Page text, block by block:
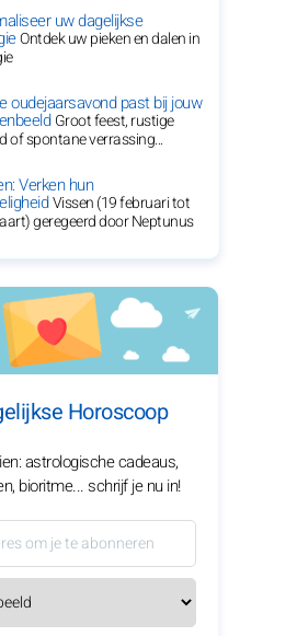
uw dagelijkse
Ontdek uw pieken en dalen in
oudejaarsavond past bij jouw
Groot feest, rustige
of spontane verrassing...
Verken hun
Vissen (19 februari tot
geregeerd door Neptunus
Horoscoop
astrologische cadeaus,
bioritme... schrijf je nu in!